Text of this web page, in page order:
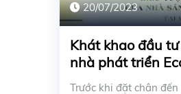
20/07/2023
Khát khao đầu
nhà phát triển
Thành phố
Trước khi đặt chân